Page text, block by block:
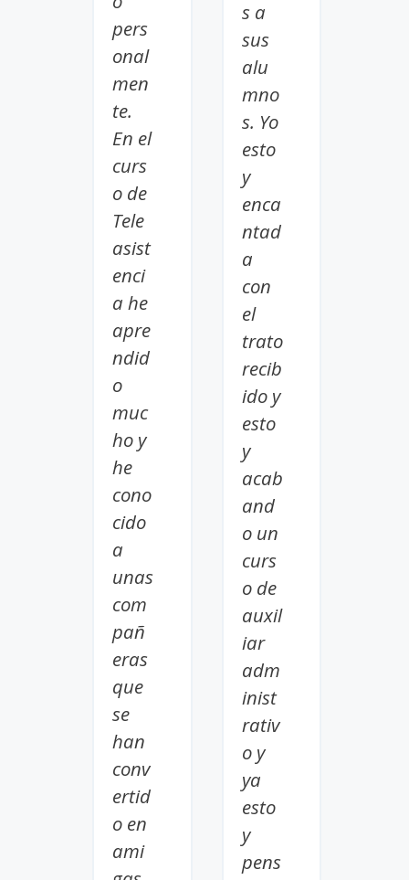
pers
onal
men
te.
En el
curs
o de
Tele
asist
enci
a he
apre
ndid
o
muc
ho y
he
cono
cido
a
unas
com
pañ
eras
que
se
han
conv
ertid
o en
ami
s a
sus
alu
mno
s. Yo
esto
y
enca
ntad
a
con
el
trato
recib
ido y
esto
y
acab
and
o un
curs
o de
auxil
iar
adm
inist
rativ
o y
ya
esto
y
pens